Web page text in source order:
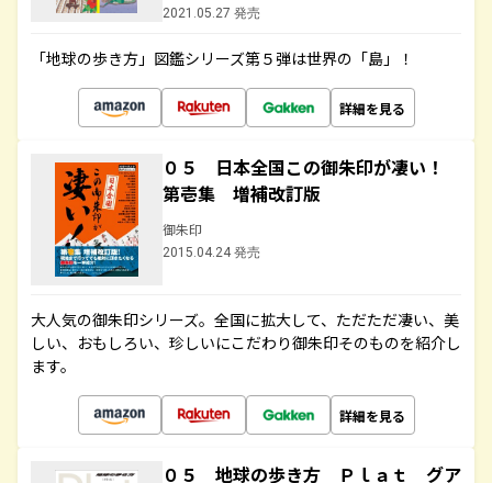
2021.05.27 発売
「地球の歩き方」図鑑シリーズ第５弾は世界の「島」！
詳細を見る
０５ 日本全国この御朱印が凄い！
第壱集 増補改訂版
御朱印
2015.04.24 発売
大人気の御朱印シリーズ。全国に拡大して、ただただ凄い、美
しい、おもしろい、珍しいにこだわり御朱印そのものを紹介し
ます。
詳細を見る
０５ 地球の歩き方 Ｐｌａｔ グア